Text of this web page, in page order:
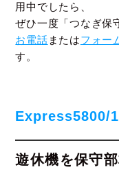
用中でしたら、
ぜひ一度「つなぎ保
お電話 またはフォー
す。
Express5800/
遊休機を保守